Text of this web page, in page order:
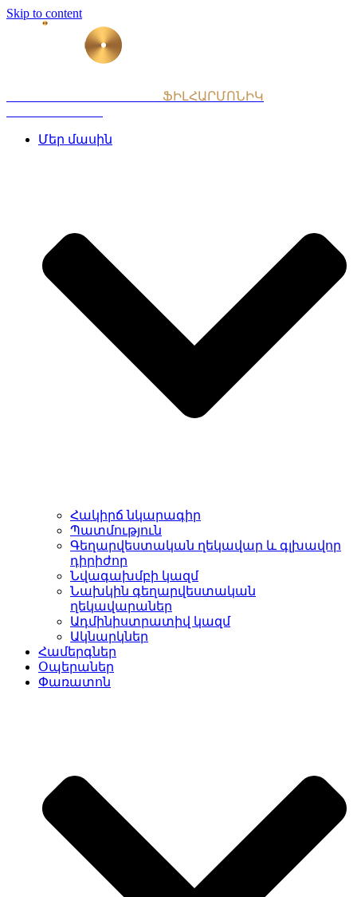
Skip to content
ՖԻԼՀԱՐՄՈՆԻԿ
Մեր մասին
Հակիրճ նկարագիր
Պատմություն
Գեղարվեստական ղեկավար և գլխավոր
դիրիժոր
Նվագախմբի կազմ
Նախկին գեղարվեստական
ղեկավարաներ
Ադմինիստրատիվ կազմ
Ակնարկներ
Համերգներ
Օպերաներ
Փառատոն